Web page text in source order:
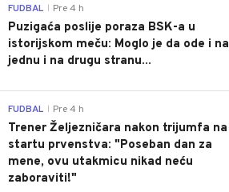
FUDBAL Pre 4 h
Puzigaća poslije poraza BSK-a u
istorijskom meču: Moglo je da ode i na
jednu i na drugu stranu...
FUDBAL Pre 4 h
Trener Željezničara nakon trijumfa na
startu prvenstva: "Poseban dan za
mene, ovu utakmicu nikad neću
zaboraviti!"